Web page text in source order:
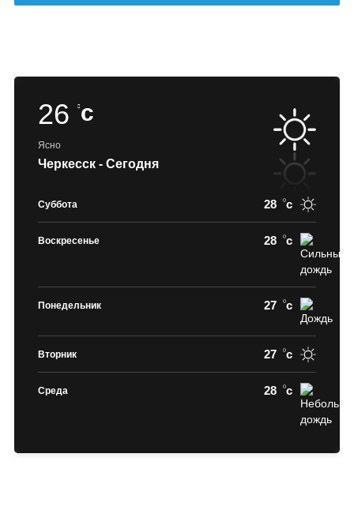
26 c
Ясно
Черкесск - Сегодня
Суббота 28 c
Воскресенье 28 c
Понедельник 27 c
Вторник 27 c
Среда 28 c